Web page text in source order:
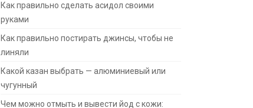
Как правильно сделать асидол своими
руками
Как правильно постирать джинсы, чтобы не
линяли
Какой казан выбрать — алюминиевый или
чугунный
Чем можно отмыть и вывести йод с кожи: